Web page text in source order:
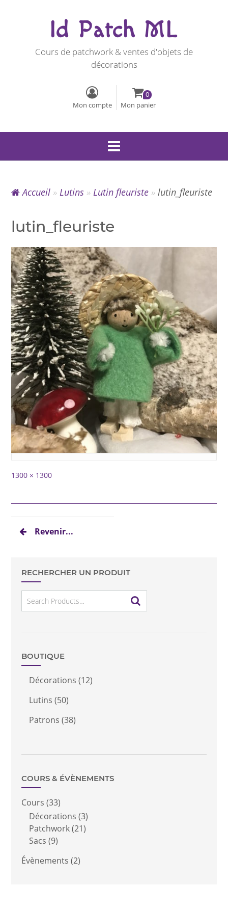
Id Patch ML
Cours de patchwork & ventes d'objets de
décorations
Mon compte
0
Mon panier
Accueil » Lutins » Lutin fleuriste » lutin_fleuriste
lutin_fleuriste
Full
1300 × 1300
Revenir...
RECHERCHER UN PRODUIT
Search
for:
BOUTIQUE
Décorations (12)
Lutins (50)
Patrons (38)
COURS & ÉVÈNEMENTS
Cours (33)
Décorations (3)
Patchwork(21)
Sacs (9)
Évènements (2)